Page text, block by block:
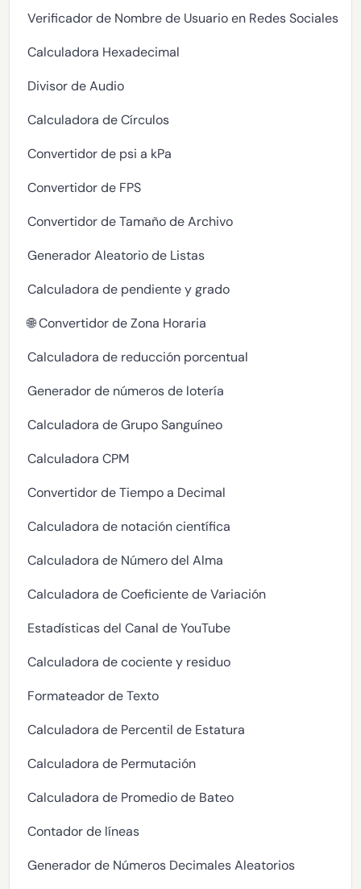
Verificador de Nombre de Usuario en Redes Sociales
Calculadora Hexadecimal
Divisor de Audio
Calculadora de Círculos
Convertidor de psi a kPa
Convertidor de FPS
Convertidor de Tamaño de Archivo
Generador Aleatorio de Listas
Calculadora de pendiente y grado
🌐 Convertidor de Zona Horaria
Calculadora de reducción porcentual
Generador de números de lotería
Calculadora de Grupo Sanguíneo
Calculadora CPM
Convertidor de Tiempo a Decimal
Calculadora de notación científica
Calculadora de Número del Alma
Calculadora de Coeficiente de Variación
Estadísticas del Canal de YouTube
Calculadora de cociente y residuo
Formateador de Texto
Calculadora de Percentil de Estatura
Calculadora de Permutación
Calculadora de Promedio de Bateo
Contador de líneas
Generador de Números Decimales Aleatorios